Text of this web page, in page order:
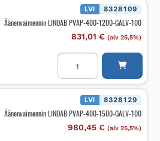
GALV-
määrä
LVI 8328109
Äänenvaimennin LINDAB PVAP-400-1200-GALV-100
831,01 € (alv 25,5%)
Äänenvaimennin
LINDAB
PVAP-
400-
1200-
GALV-
määrä
LVI 8328129
Äänenvaimennin LINDAB PVAP-400-1500-GALV-100
980,45 € (alv 25,5%)